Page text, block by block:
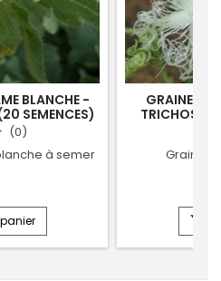
BLANCHE -
SEMENCES)
(0)
à semer
GRAINES
Graines
